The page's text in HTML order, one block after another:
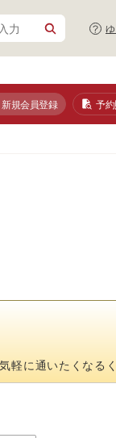
新規会員登録 予
軽に通いたくなる